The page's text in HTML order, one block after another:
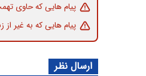
پیام هایی که حاوی
پیام هایی که به غیر
ارسال نظر